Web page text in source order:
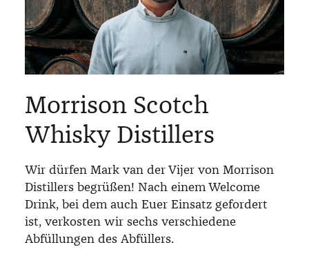
Morrison Scotch
Whisky Distillers
Wir dürfen Mark van der Vijer von Morrison
Distillers begrüßen! Nach einem Welcome
Drink, bei dem auch Euer Einsatz gefordert
ist, verkosten wir sechs verschiedene
Abfüllungen des Abfüllers.